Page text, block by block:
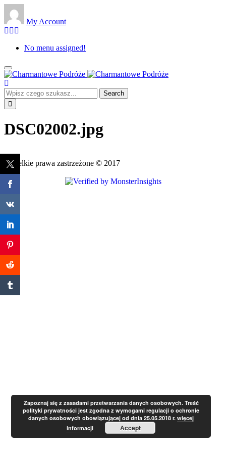
Skip
main
content
My Account
No menu assigned!
Toggle
navigation
Charmantowe
DSC02002.jpg
Wszelkie prawa zastrzeżone © 2017
Zapoznaj się z zasadami przetwarzania danych osobowych. Treść
polityki prywatności jest zgodna z wymogami regulacji o ochronie
danych osobowych obowiązującej od dnia 25.05.2018 r.więcej
informacji
Accept